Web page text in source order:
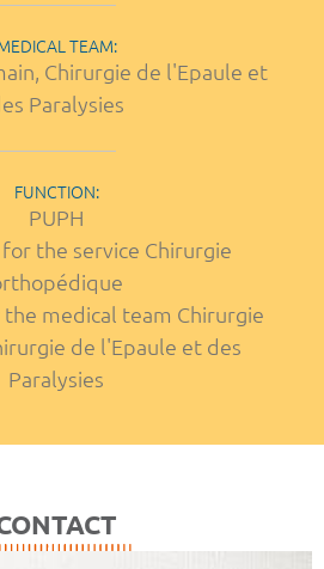
TEAM:
Chirurgie de l'Epaule et
Paralysies
FUNCTION:
PUPH
the service Chirurgie
medical team Chirurgie
de l'Epaule et des
Paralysies